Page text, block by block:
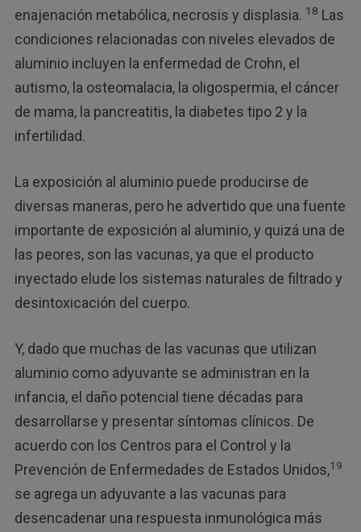
enajenación metabólica, necrosis y displasia. 18 Las
condiciones relacionadas con niveles elevados de
aluminio incluyen la enfermedad de Crohn, el
autismo, la osteomalacia, la oligospermia, el cáncer
de mama, la pancreatitis, la diabetes tipo 2 y la
infertilidad.
La exposición al aluminio puede producirse de
diversas maneras, pero he advertido que una fuente
importante de exposición al aluminio, y quizá una de
las peores, son las vacunas, ya que el producto
inyectado elude los sistemas naturales de filtrado y
desintoxicación del cuerpo.
Y, dado que muchas de las vacunas que utilizan
aluminio como adyuvante se administran en la
infancia, el daño potencial tiene décadas para
desarrollarse y presentar síntomas clínicos. De
acuerdo con los Centros para el Control y la
Prevención de Enfermedades de Estados Unidos,19
se agrega un adyuvante a las vacunas para
desencadenar una respuesta inmunológica más